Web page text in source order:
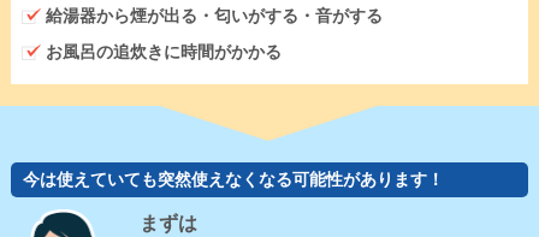
給湯器から煙が出る・匂いがする・音がする
お風呂の追炊きに時間がかかる
今は使えていても突然使えなくなる可能性があります！
まずは